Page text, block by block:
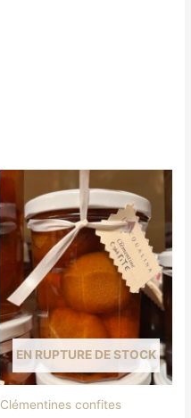
EN RUPTURE DE STOCK
Clémentines confites